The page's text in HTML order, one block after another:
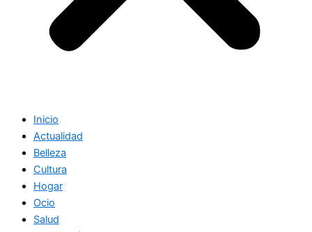
Inicio
Actualidad
Belleza
Cultura
Hogar
Ocio
Salud